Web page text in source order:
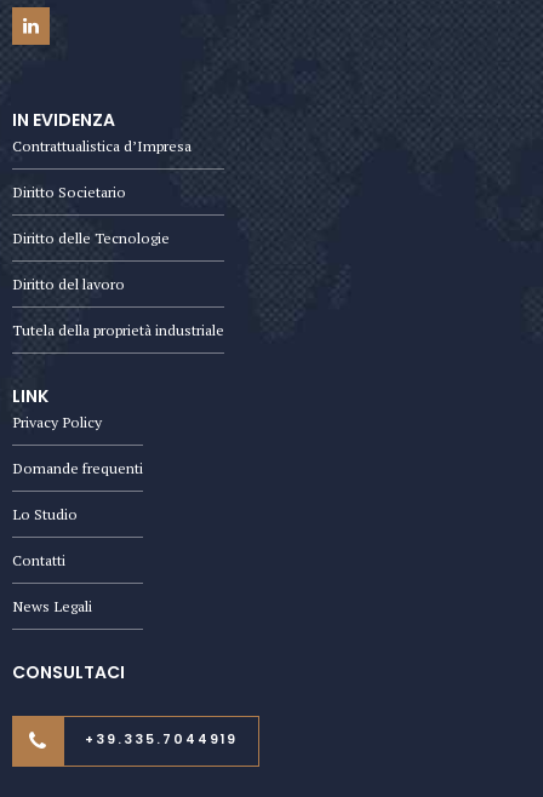
IN EVIDENZA
Contrattualistica d’Impresa
Diritto Societario
Diritto delle Tecnologie
Diritto del lavoro
Tutela della proprietà industriale
LINK
Privacy Policy
Domande frequenti
Lo Studio
Contatti
News Legali
CONSULTACI
+39.335.7044919